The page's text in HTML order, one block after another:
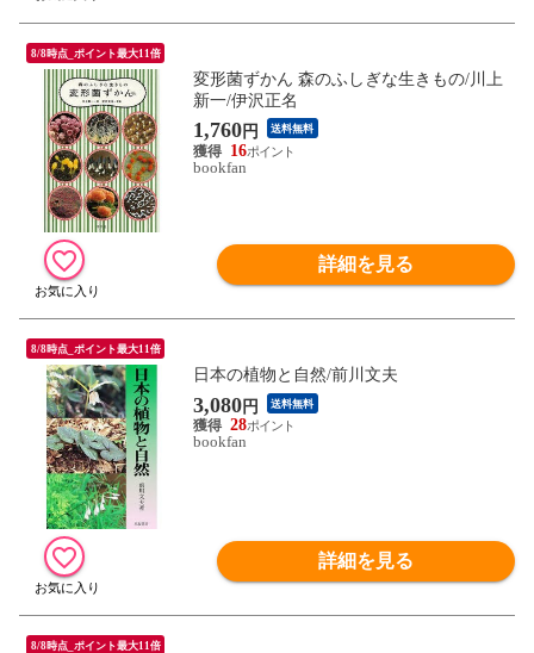
8/8時点_ポイント最大11倍
変形菌ずかん 森のふしぎな生きもの/川上
新一/伊沢正名
1,760円 送料無料
16
bookfan
詳細を見る
8/8時点_ポイント最大11倍
日本の植物と自然/前川文夫
3,080円 送料無料
28
bookfan
詳細を見る
8/8時点_ポイント最大11倍